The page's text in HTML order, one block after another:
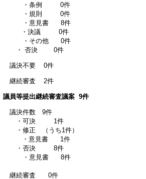
・条例 0件
・規則 0件
・意見書 8件
・決議 0件
・その他 0件
・ 否決 0件
議決不要 0件
継続審査 2件
議員等提出継続審査議案 9件
議決件数 9件
・可決 1件
・修正 （うち1件）
・意見書 1件
・否決 8件
・意見書 8件
継続審査 0件